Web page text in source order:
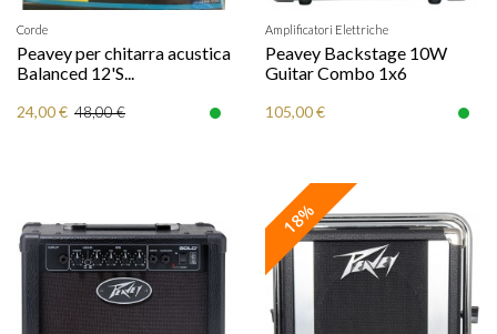
Corde
Peavey per chitarra acustica
Balanced 12'S...
24,00 € 48,00 €
Amplificatori Elettriche
Peavey Backstage 10W
Guitar Combo 1x6
105,00 €
18%